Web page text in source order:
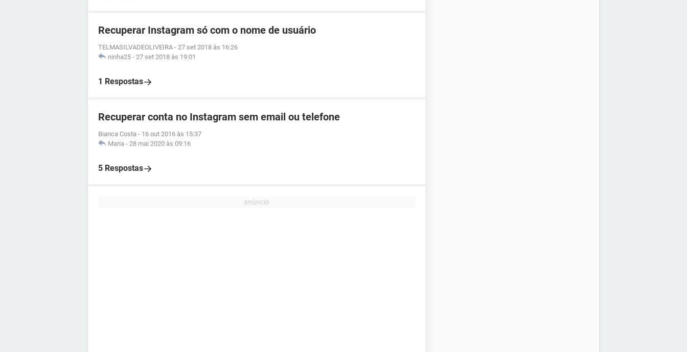
Recuperar Instagram só com o nome de usuário
TELMASILVADEOLIVEIRA - 27 set 2018 às 16:26
ninha25 - 27 set 2018 às 19:01
1 Respostas
Recuperar conta no Instagram sem email ou telefone
Bianca Costa - 16 out 2016 às 15:37
Maria - 28 mai 2020 às 09:16
5 Respostas